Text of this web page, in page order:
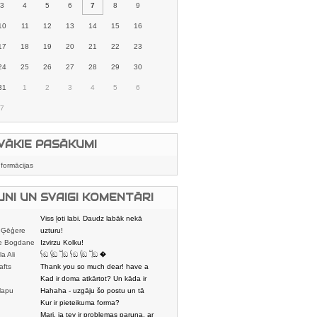
3 4 5 6 7 8 9
11 12 13 14 15 16
18 19 20 21 22 23
25 26 27 28 29 30
1 2 3 4 5 6
7
PASĀKUMI
UN SVAIGI KOMENTĀRI
Viss ļoti labi. Daudz labāk nekā
karstmaizīšu
uzturu!
Bogdane
Izvirzu Kolku!
Ali
𓌜ඞ 𓌱ඞ 𓌏ඞ 𓌜ඞ 𓌱ඞ 𓌏ඞ �
Thank you so much dear! have a
nice day
Kad ir doma atkārtot? Un kāda ir
aptuvenā dalī
Hahaha - uzgāju šo postu un tā
sasmējos. Četr
Kur ir pieteikuma forma?
Mari, ja tev ir problemas paruna, ar